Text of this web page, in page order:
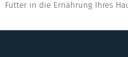
Futter in die Ernährung Ihres